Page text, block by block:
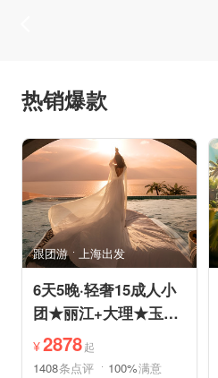
热销爆款
跟团游 上海出发
6天5晚·轻奢15成人小
团★丽江+大理★玉龙
雪山冰川大索道·深度
畅游
¥2878起
1408条点评 100%满意